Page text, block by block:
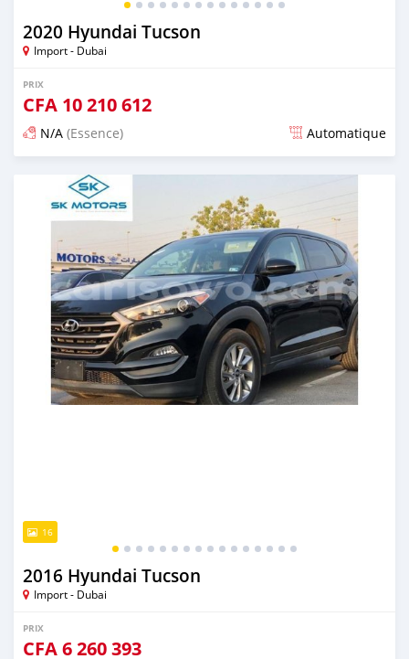
2020 Hyundai Tucson
Import - Dubai
PRIX
CFA 10 210 612
N/A (Essence) Automatique
Publié il y a presque 6 ans
16
2016 Hyundai Tucson
Import - Dubai
PRIX
CFA6 260 393